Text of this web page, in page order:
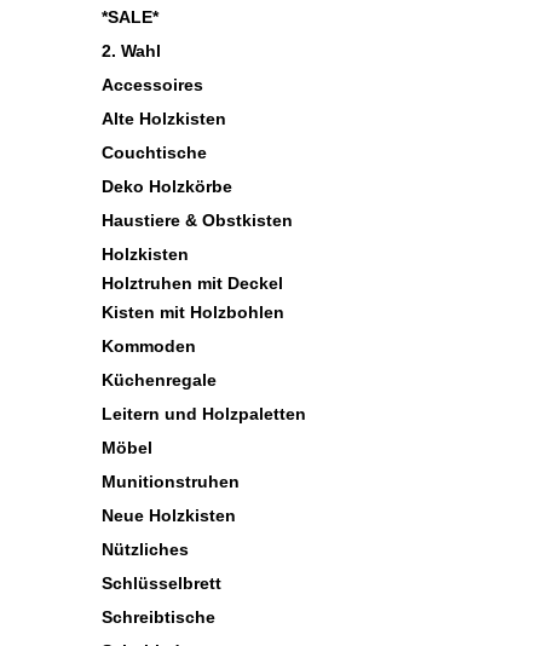
*SALE*
2. Wahl
Accessoires
Alte Holzkisten
Couchtische
Deko Holzkörbe
Haustiere & Obstkisten
Holzkisten
Holztruhen mit Deckel
Kisten mit Holzbohlen
Kommoden
Küchenregale
Leitern und Holzpaletten
Möbel
Munitionstruhen
Neue Holzkisten
Nützliches
Schlüsselbrett
Schreibtische